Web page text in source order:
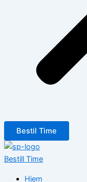
Bestil Time
Bestill Time
Hjem